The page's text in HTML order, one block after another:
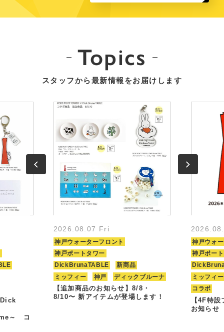
Topics
スタッフから最新情報をお届けします
～ コ
2026.08.07 Fri
神戸ウォーターフロント
神戸ポートタワー
DickBrunaTABLE
新商品
ミッフィー
神戸 ディックブルーナ
【追加商品のお知らせ】8/8・
8/10〜 新アイテムが登場します！
神戸ウォ
神戸ポー
ミッフィー
コラボ
【4F特
お知らせ